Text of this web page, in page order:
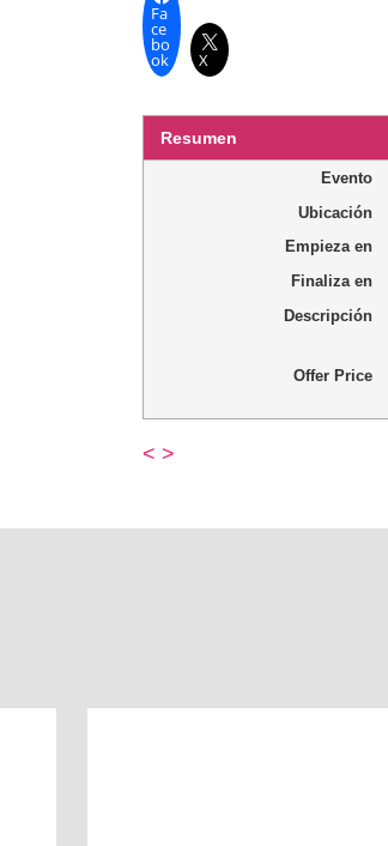
Fa
ce
bo
ok X
Resumen
Evento
Ubicación
Empieza en
Finaliza en
Descripción
Offer Price
< >